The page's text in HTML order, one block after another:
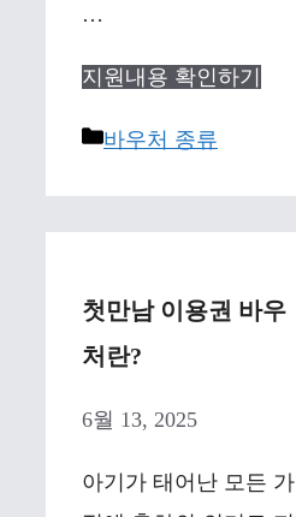
…
지원내용 확인하기
Categories
바우처 종류
첫만남 이용권 바우
처란?
6월 13, 2025
아기가 태어난 모든 가